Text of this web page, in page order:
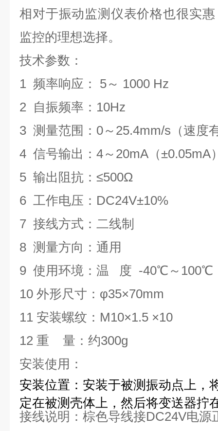
相对于振动监测仪表价格也很实
监控的理想选择。
技术参数：
1 频率响应： 5～ 1000 Hz
2 自振频率：10Hz
3 测量范围： 0～25.4mm/s（速度
4 信号输出：4～20mA（±0.05mA
5 输出阻抗：≤500Ω
6 工作电压：DC24V±10%
7 接线方式：二线制
8 测量方向：通用
9 使用环境：温 度 -40℃～100℃
10 外形尺寸：φ35×70mm
11 安装螺纹：M10×1.5 ×10
12 重 量：约300g
安装使用：
安装位置：安装于被测振动点上，
定在被测壳体上，然后将变送器拧
接线说明：棕色导线接DC24V电源